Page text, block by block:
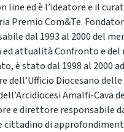
line ed è l’ideatore e il
Premio Com&Te.
dal 1993 al 2000 del
attualità Confronto e del
è stato dal 1998 al 2000
dell’Ufficio Diocesano
Amalfi-Cava
e direttore responsabile
cittadino di